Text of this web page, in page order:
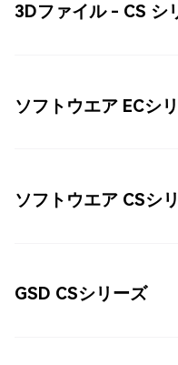
3Dファイル - CS シ
ソフトウエア ECシ
ソフトウエア CSシ
GSD CSシリーズ